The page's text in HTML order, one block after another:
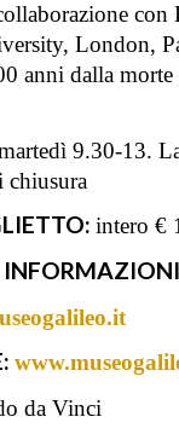
London,
anni dalla
9.30-13.
chiusura
intero €
da Vinci